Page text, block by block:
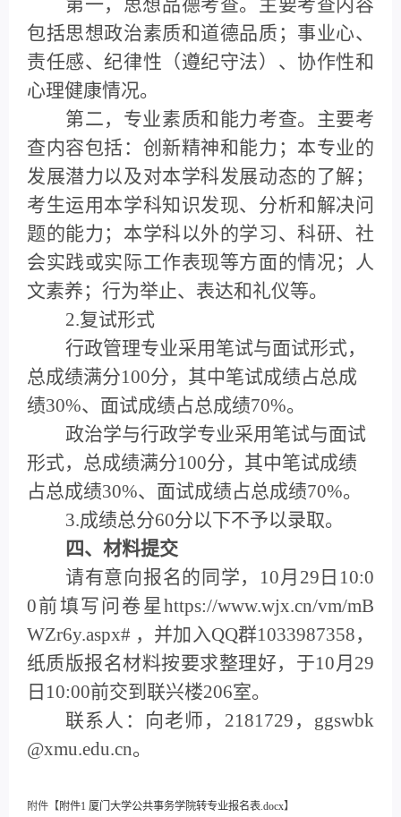
第一，思想品德考查。主要考查内容
包括思想政治素质和道德品质；事业心、
责任感、纪律性（遵纪守法）、协作性和
心理健康情况。
第二，专业素质和能力考查。主要考
查内容包括：创新精神和能力；本专业的
发展潜力以及对本学科发展动态的了解；
考生运用本学科知识发现、分析和解决问
题的能力；本学科以外的学习、科研、社
会实践或实际工作表现等方面的情况；人
文素养；行为举止、表达和礼仪等。
2.复试形式
行政管理专业采用笔试与面试形式，
总成绩满分100分，其中笔试成绩占总成
绩30%、面试成绩占总成绩70%。
政治学与行政学专业采用笔试与面试
形式，总成绩满分100分，其中笔试成绩
占总成绩30%、面试成绩占总成绩70%。
3.成绩总分60分以下不予以录取。
四、材料提交
请有意向报名的同学，10月29日10:0
0前填写问卷星https://www.wjx.cn/vm/mB
WZr6y.aspx# ，并加入QQ群1033987358，
纸质版报名材料按要求整理好，于10月29
日10:00前交到联兴楼206室。
联系人：向老师，2181729，ggswbk
@xmu.edu.cn。
附件【 附件1 厦门大学公共事务学院转专业报名表.docx】